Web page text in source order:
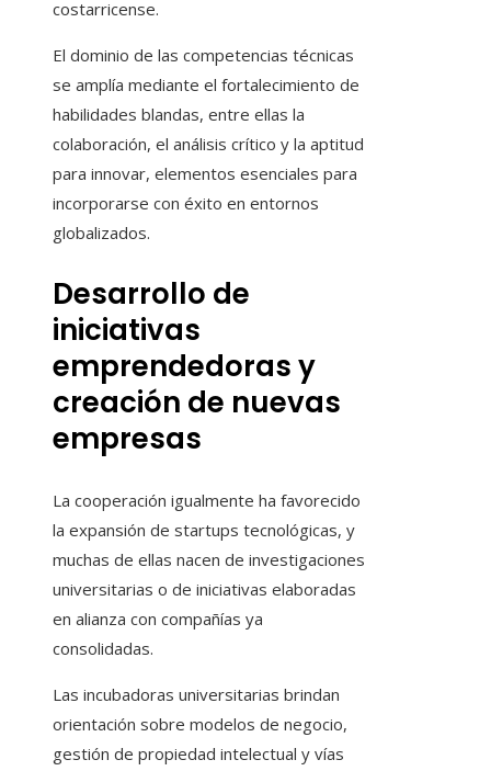
costarricense.
El dominio de las competencias técnicas
se amplía mediante el fortalecimiento de
habilidades blandas, entre ellas la
colaboración, el análisis crítico y la aptitud
para innovar, elementos esenciales para
incorporarse con éxito en entornos
globalizados.
Desarrollo de
iniciativas
emprendedoras y
creación de nuevas
empresas
La cooperación igualmente ha favorecido
la expansión de startups tecnológicas, y
muchas de ellas nacen de investigaciones
universitarias o de iniciativas elaboradas
en alianza con compañías ya
consolidadas.
Las incubadoras universitarias brindan
orientación sobre modelos de negocio,
gestión de propiedad intelectual y vías